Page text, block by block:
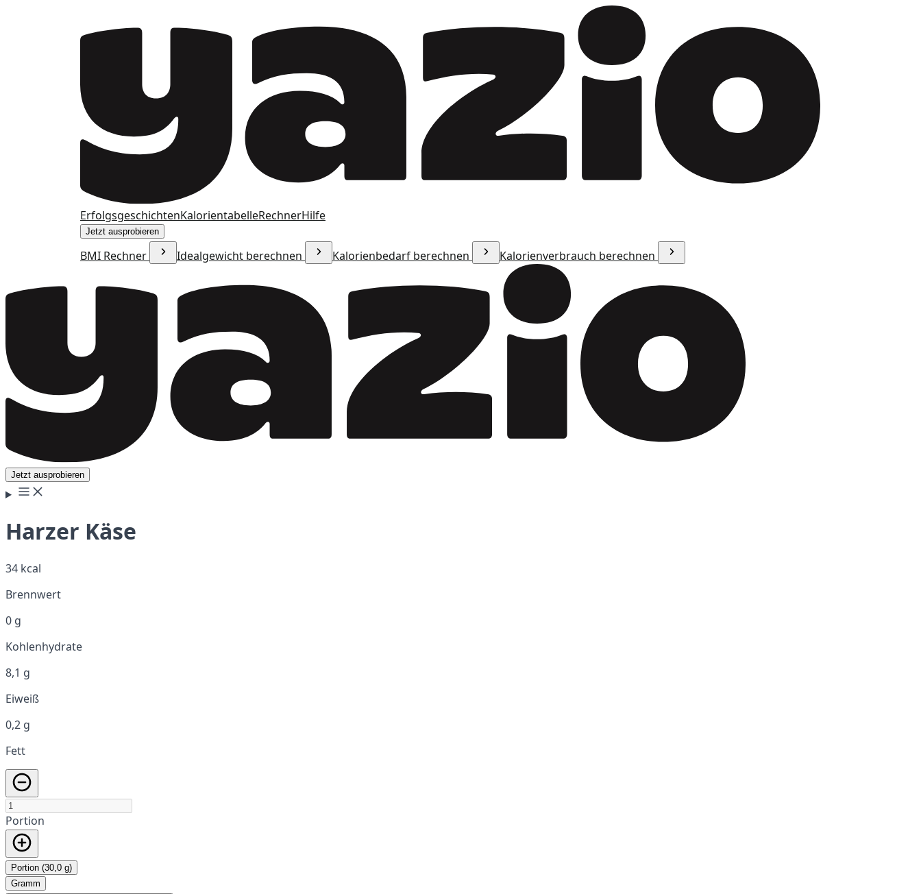
ErfolgsgeschichtenKalorientabelleRechnerHilfe
Jetzt ausprobieren
BMI Rechner Idealgewicht berechnen Kalorienbedarf berechnen Kalorienverbrauch berechnen
Jetzt ausprobieren
Harzer Käse
34 kcal
Brennwert
0 g
Kohlenhydrate
8,1 g
Eiweiß
0,2 g
Fett
Portion
Portion (30,0 g)
Gramm